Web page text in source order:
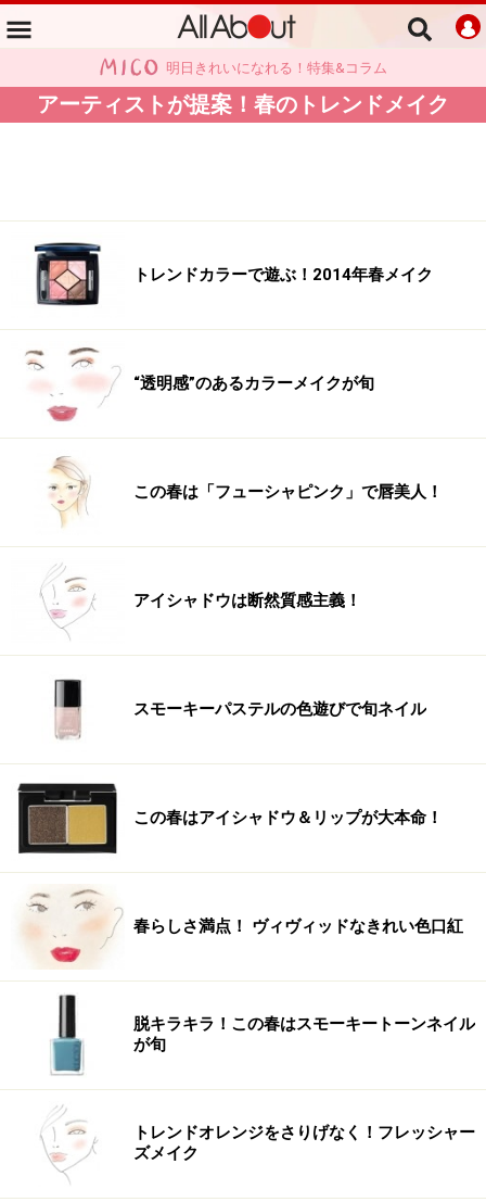
明日きれいになれる！特集&コラム
アーティストが提案！春のトレンドメイク
トレンドカラーで遊ぶ！2014年春メイク
“透明感”のあるカラーメイクが旬
この春は「フューシャピンク」で唇美人！
アイシャドウは断然質感主義！
スモーキーパステルの色遊びで旬ネイル
この春はアイシャドウ＆リップが大本命！
春らしさ満点！ ヴィヴィッドなきれい色口紅
脱キラキラ！この春はスモーキートーンネイル
が旬
トレンドオレンジをさりげなく！フレッシャー
ズメイク